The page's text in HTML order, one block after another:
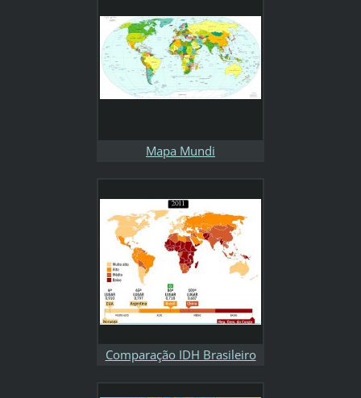
Mapa Mundi
Comparação IDH Brasileiro